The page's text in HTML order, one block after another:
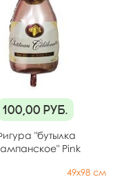
100,00 руб.
"бутылка
Pink
49х98 см